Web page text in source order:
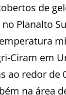
de
Planalto
Ciram em
ao redor de
na área